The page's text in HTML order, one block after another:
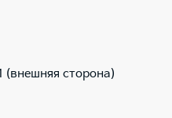
сторона)